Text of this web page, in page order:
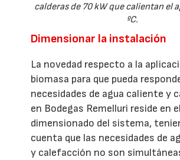
calderas de 70 kW que calientan el
ºC.
Dimensionar la instalación
La novedad respecto a la
biomasa para que pueda
necesidades de agua caliente y
en Bodegas Remelluri reside en el
dimensionado del sistema,
cuenta que las necesidades de
y calefacción no son